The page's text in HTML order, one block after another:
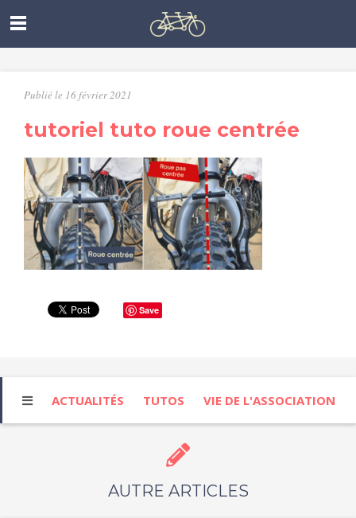
Publié le 16 février 2021
tutoriel tuto roue centrée
Save
ACTUALITÉS TUTOS VIE DE L'ASSOCIATION
AUTRE ARTICLES